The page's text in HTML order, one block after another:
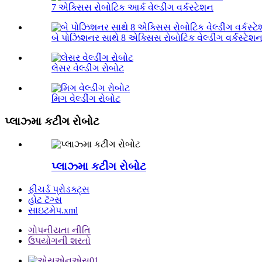
7 એક્સિસ રોબોટિક આર્ક વેલ્ડીંગ વર્કસ્ટેશન
બે પોઝિશનર સાથે 8 એક્સિસ રોબોટિક વેલ્ડીંગ વર્કસ્ટેશન
લેસર વેલ્ડીંગ રોબોટ
મિગ વેલ્ડીંગ રોબોટ
પ્લાઝ્મા કટીંગ રોબોટ
પ્લાઝ્મા કટીંગ રોબોટ
ફીચર્ડ પ્રોડક્ટ્સ
હોટ ટૅગ્સ
સાઇટમેપ.xml
ગોપનીયતા નીતિ
ઉપયોગની શરતો